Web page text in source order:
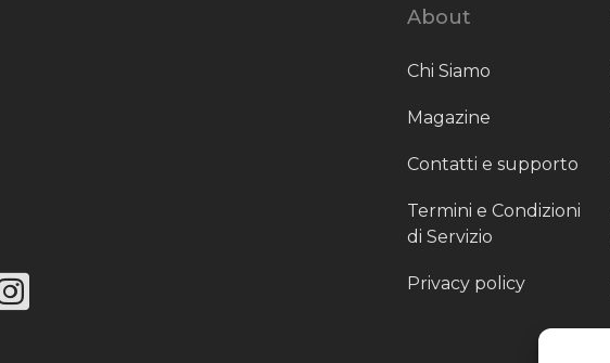
About
Chi Siamo
Magazine
Contatti e supporto
Termini e Condizioni
di Servizio
Privacy policy